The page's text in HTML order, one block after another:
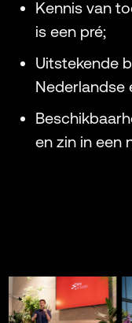
Kennis van
is een pré;
Uitstekende
Nederlandse
en zin in een